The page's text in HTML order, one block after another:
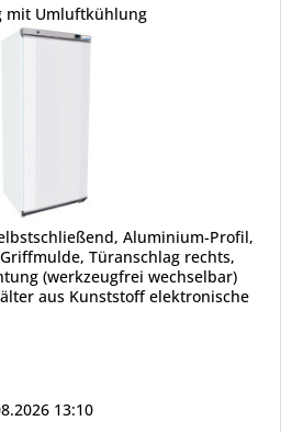
mit Umluftkühlung
Aluminium-Profil,
Türanschlag rechts,
(werkzeugfrei wechselbar)
aus Kunststoff elektronische
13:10